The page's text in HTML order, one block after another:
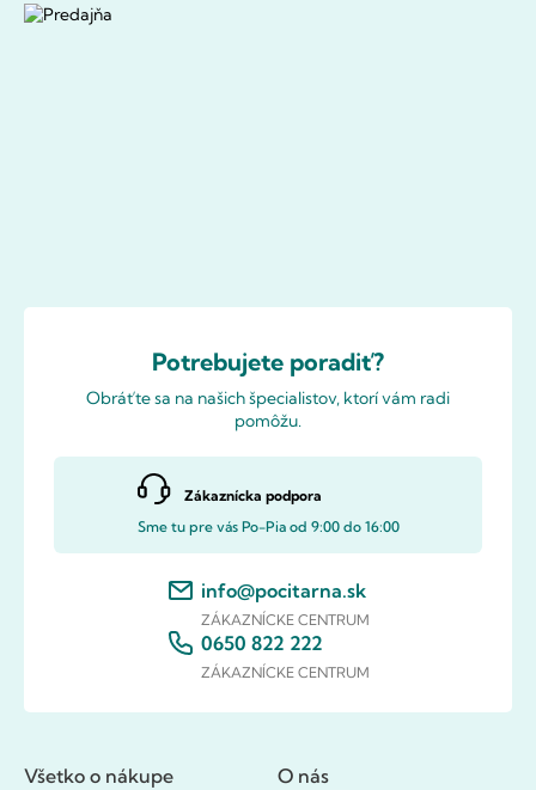
Potrebujete poradiť?
Obráťte sa na našich špecialistov, ktorí vám radi
pomôžu.
Zákaznícka podpora
Sme tu pre vás Po-Pia od 9:00 do 16:00
info@pocitarna.sk
ZÁKAZNÍCKE CENTRUM
0650 822 222
ZÁKAZNÍCKE CENTRUM
Všetko o nákupe O nás